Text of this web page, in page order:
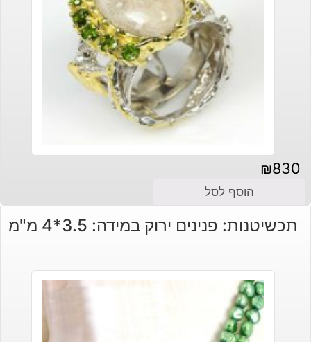
₪830
הוסף לסל
תכשיטנות: פנינים ירוק במידה: 3.5*4 מ"מ